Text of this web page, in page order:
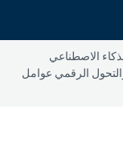
الاصطناعي
والتحول الرقمي عوامل